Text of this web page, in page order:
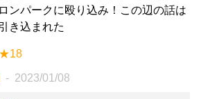
ンパークに殴り込み！この辺の話は
き込まれた
★18
2023/01/08